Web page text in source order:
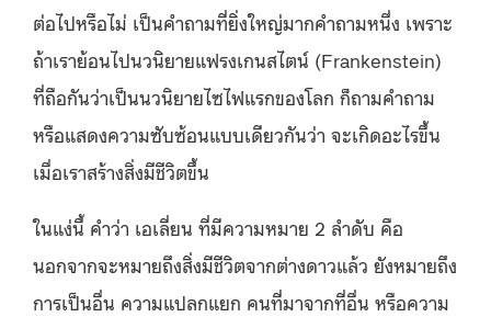
ต่อไปหรือไม่ เป็นคำถามที่ยิ่งใหญ่มากคำถามหนึ่ง เพราะ
ถ้าเราย้อนไปนวนิยายแฟรงเกนสไตน์ (Frankenstein)
ที่ถือกันว่าเป็นนวนิยายไซไฟแรกของโลก ก็ถามคำถาม
หรือแสดงความซับซ้อนแบบเดียวกันว่า จะเกิดอะไรขึ้น
เมื่อเราสร้างสิ่งมีชีวิตขึ้น
ในแง่นี้ คำว่า เอเลี่ยน ที่มีความหมาย 2 ลำดับ คือ
นอกจากจะหมายถึงสิ่งมีชีวิตจากต่างดาวแล้ว ยังหมายถึง
การเป็นอื่น ความแปลกแยก คนที่มาจากที่อื่น หรือความ